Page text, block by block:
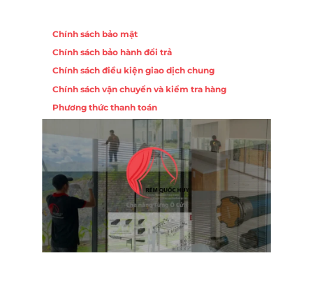
Chính sách bảo mật
Chính sách bảo hành đổi trả
Chính sách điều kiện giao dịch chung
Chính sách vận chuyển và kiểm tra hàng
Phương thức thanh toán